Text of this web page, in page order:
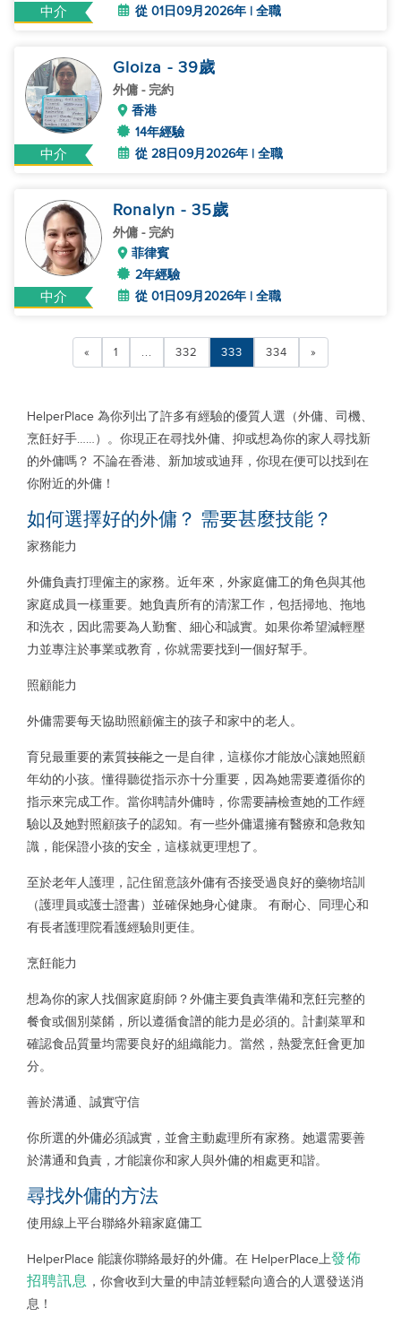
中介 從 01日09月2026年 | 全職
中介
Gloiza - 39歲
外傭 - 完約
香港
14年經驗
從 28日09月2026年 | 全職
中介
Ronalyn - 35歲
外傭 - 完約
菲律賓
2年經驗
從 01日09月2026年 | 全職
« 1 ... 332 333 334 »
HelperPlace 為你列出了許多有經驗的優質人選（外傭、司機、
烹飪好手……）。你現正在尋找外傭、抑或想為你的家人尋找新
的外傭嗎？ 不論在香港、新加坡或迪拜，你現在便可以找到在
你附近的外傭！
如何選擇好的外傭？ 需要甚麼技能？
家務能力
外傭負責打理僱主的家務。近年來，外家庭傭工的角色與其他
家庭成員一樣重要。她負責所有的清潔工作，包括掃地、拖地
和洗衣，因此需要為人勤奮、細心和誠實。如果你希望減輕壓
力並專注於事業或教育，你就需要找到一個好幫手。
照顧能力
外傭需要每天協助照顧僱主的孩子和家中的老人。
育兒最重要的素質技能之一是自律，這樣你才能放心讓她照顧
年幼的小孩。懂得聽從指示亦十分重要，因為她需要遵循你的
指示來完成工作。當你聘請外傭時，你需要請檢查她的工作經
驗以及她對照顧孩子的認知。有一些外傭還擁有醫療和急救知
識，能保證小孩的安全，這樣就更理想了。
至於老年人護理，記住留意該外傭有否接受過良好的藥物培訓
（護理員或護士證書）並確保她身心健康。 有耐心、同理心和
有長者護理院看護經驗則更佳。
烹飪能力
想為你的家人找個家庭廚師？外傭主要負責準備和烹飪完整的
餐食或個別菜餚，所以遵循食譜的能力是必須的。計劃菜單和
確認食品質量均需要良好的組織能力。當然，熱愛烹飪會更加
分。
善於溝通、誠實守信
你所選的外傭必須誠實，並會主動處理所有家務。她還需要善
於溝通和負責，才能讓你和家人與外傭的相處更和諧。
尋找外傭的方法
使用線上平台聯絡外籍家庭傭工
HelperPlace 能讓你聯絡最好的外傭。在 HelperPlace上發佈
招聘訊息 ，你會收到大量的申請並輕鬆向適合的人選發送消
息！